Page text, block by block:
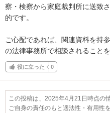
察・検察から家庭裁判所に送致
的です。
ご心配であれば、関連資料を持
の法律事務所で相談されること
役に立った 0
この投稿は、2025年4月21日時点の
ご自身の責任のもと適法性・有用性